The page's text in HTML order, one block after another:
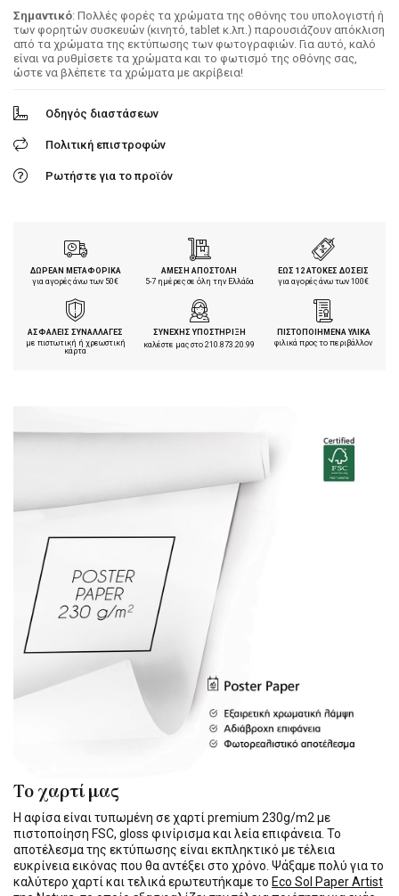
Σημαντικό: Πολλές φορές τα χρώματα της οθόνης του υπολογιστή ή
των φορητών συσκευών (κινητό, tablet κ.λπ.) παρουσιάζουν απόκλιση
από τα χρώματα της εκτύπωσης των φωτογραφιών. Για αυτό, καλό
είναι να ρυθμίσετε τα χρώματα και το φωτισμό της οθόνης σας,
ώστε να βλέπετε τα χρώματα με ακρίβεια!
Οδηγός διαστάσεων
Πολιτική επιστροφών
Ρωτήστε για το προϊόν
ΔΩΡΕΑΝ ΜΕΤΑΦΟΡΙΚΑ
για αγορές άνω των 50€
ΑΜΕΣΗ ΑΠΟΣΤΟΛΗ
5-7 ημέρες σε όλη την Ελλάδα
ΕΩΣ 12 ΑΤΟΚΕΣ ΔΟΣΕΙΣ
για αγορές άνω των 100€
ΑΣΦΑΛΕΙΣ ΣΥΝΑΛΛΑΓΕΣ
με πιστωτική ή χρεωστική
κάρτα
ΣΥΝΕΧΗΣ ΥΠΟΣΤΗΡΙΞΗ
καλέστε μας στο210.873.20.99
ΠΙΣΤΟΠΟΙΗΜΕΝΑ ΥΛΙΚΑ
φιλικά προς το περιβάλλον
Το χαρτί μας
Η αφίσα είναι τυπωμένη σε χαρτί premium 230g/m2 με
πιστοποίηση FSC, gloss φινίρισμα και λεία επιφάνεια. Το
αποτέλεσμα της εκτύπωσης είναι εκπληκτικό με τέλεια
ευκρίνεια εικόνας που θα αντέξει στο χρόνο. Ψάξαμε πολύ για το
καλύτερο χαρτί και τελικά ερωτευτήκαμε το Eco Sol Paper Artist